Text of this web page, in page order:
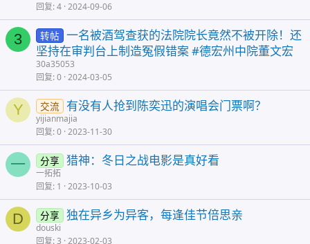
回复 4 2024-09-06
3 转帖 一名被酒驾查获的法院院长竟然不被开除！还
坚持在审判台上制造冤假错案 #德宏州中院董文宏
30a35053
回复 0 2024-03-05
Y 交流 有没有人抢到陈奕迅的演唱会门票啊？
yijianmajia
回复 0 2023-11-30
一 分享 猎神：冬日之战电影是真好看
一拓拓
回复 1 2023-10-03
D 分享 独在异乡为异客，每逢佳节倍思亲
douski
回复 3 2023-02-03